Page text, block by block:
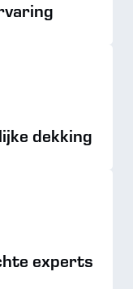
dekking
experts